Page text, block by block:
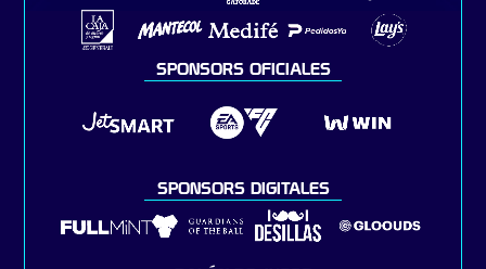
SPONSORS OFICIALES
SPONSORS DIGITALES